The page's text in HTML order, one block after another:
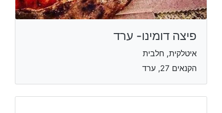
פיצה דומינו- ערד
איטלקית, חלבית
הקנאים 27, ערד